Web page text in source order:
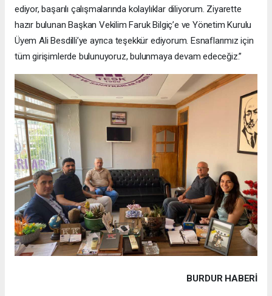
ediyor, başarılı çalışmalarında kolaylıklar diliyorum. Ziyarette
hazır bulunan Başkan Vekilim Faruk Bilgiç’e ve Yönetim Kurulu
Üyem Ali Besdilli’ye ayrıca teşekkür ediyorum. Esnaflarımız için
tüm girişimlerde bulunuyoruz, bulunmaya devam edeceğiz.”
BURDUR HABERİ